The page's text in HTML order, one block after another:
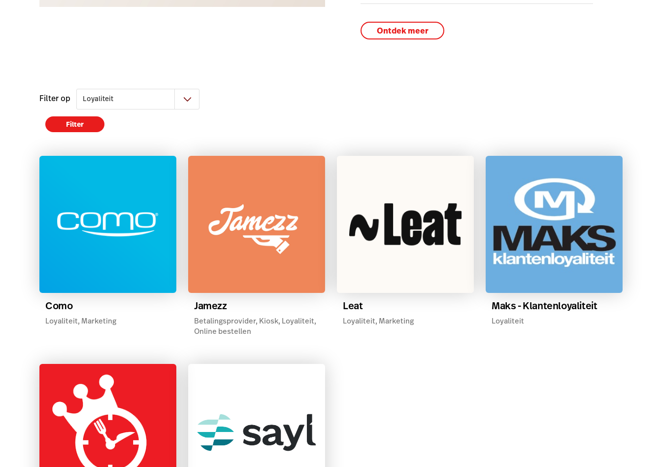
Ontdek meer
Filter op
Filter
Como
Loyaliteit, Marketing
Jamezz
Betalingsprovider, Kiosk, Loyaliteit,
Online bestellen
Leat
Loyaliteit, Marketing
Maks - Klantenloyaliteit
Loyaliteit